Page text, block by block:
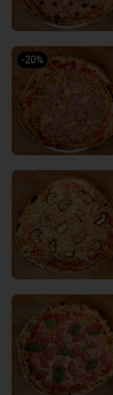
-20%